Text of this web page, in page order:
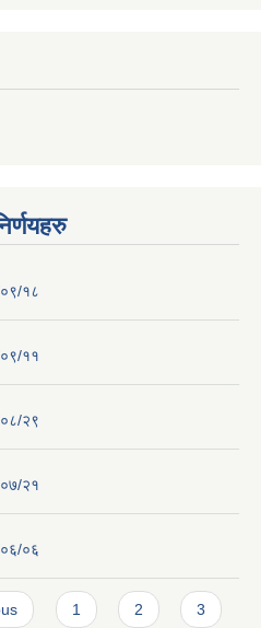
०९/१८
०९/११
०८/२९
०७/२१
०६/०६
1 2 3